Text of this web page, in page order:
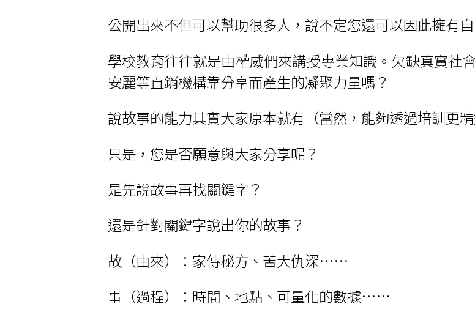
公開出來不但可以幫助很多人，說不定您還可以因此擁有自
學校教育往往就是由權威們來講授專業知識。欠缺真實社
安麗等直銷機構靠分享而產生的凝聚力量嗎？
說故事的能力其實大家原本就有（當然，能夠透過培訓更精
只是，您是否願意與大家分享呢？
是先說故事再找關鍵字？
還是針對關鍵字說出你的故事？
故（由來）：家傳秘方、苦大仇深……
事（過程）：時間、地點、可量化的數據……